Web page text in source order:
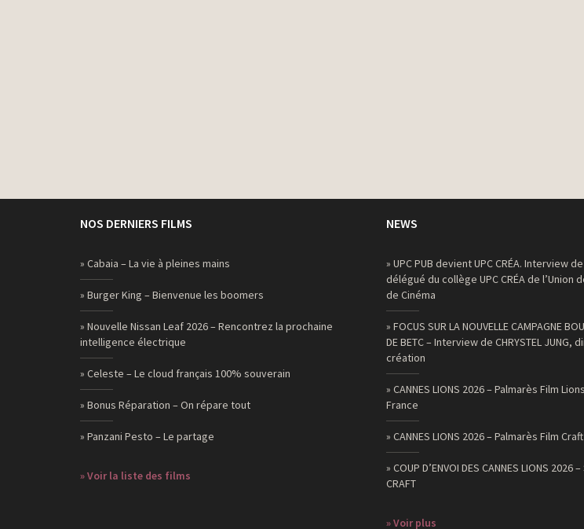
NOS DERNIERS FILMS
» Cabaia – La vie à pleines mains
» Burger King – Bienvenue les boomers
» Nouvelle Nissan Leaf 2026 – Rencontrez la prochaine
intelligence électrique
» Celeste – Le cloud français 100% souverain
» Bonus Réparation – On répare tout
» Panzani Pesto – Le partage
» Voir la liste des films
NEWS
» UPC PUB devient UPC CRÉA. Interview
délégué du collège UPC CRÉA de l’Union
de Cinéma
» FOCUS SUR LA NOUVELLE CAMPAGNE
DE BETC – Interview de CHRYSTEL JUNG,
création
» CANNES LIONS 2026 – Palmarès Film
France
» CANNES LIONS 2026 – Palmarès Film
» COUP D’ENVOI DES CANNES LIONS 2026
CRAFT
» Voir plus